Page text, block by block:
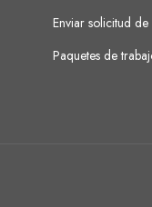
Enviar solicitud
Paquetes de